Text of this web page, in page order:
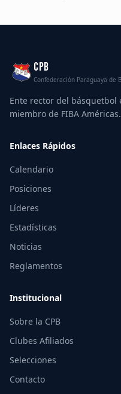
CPB
Confederación Paraguaya de
Ente rector del básquetbol
miembro de FIBA Américas.
Enlaces Rápidos
Calendario
Posiciones
Líderes
Estadísticas
Noticias
Reglamentos
Institucional
Sobre la CPB
Clubes Afiliados
Selecciones
Contacto